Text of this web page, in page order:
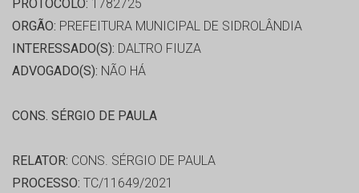
PROTOCOLO: 1782725
ORGÃO: PREFEITURA MUNICIPAL DE SIDROLÂNDIA
INTERESSADO(S): DALTRO FIUZA
ADVOGADO(S): NÃO HÁ
CONS. SÉRGIO DE PAULA
RELATOR: CONS. SÉRGIO DE PAULA
PROCESSO: TC/11649/2021